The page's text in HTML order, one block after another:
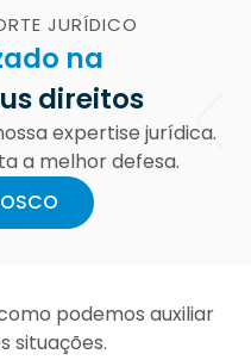
JURÍDICO
na
direitos
expertise jurídica.
a melhor defesa.
podemos auxiliar
situações.